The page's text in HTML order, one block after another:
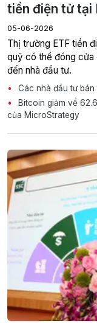
tiền điện tử tại
05-06-2026
Thị trường ETF tiền
quỹ có thể đóng cửa
đến nhà đầu tư.
Các nhà đầu tư
Bitcoin giảm về
của MicroStrategy